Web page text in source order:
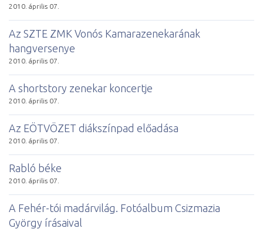
2010. április 07.
Az SZTE ZMK Vonós Kamarazenekarának
hangversenye
2010. április 07.
A shortstory zenekar koncertje
2010. április 07.
Az EÖTVÖZET diákszínpad előadása
2010. április 07.
Rabló béke
2010. április 07.
A Fehér-tói madárvilág. Fotóalbum Csizmazia
György írásaival